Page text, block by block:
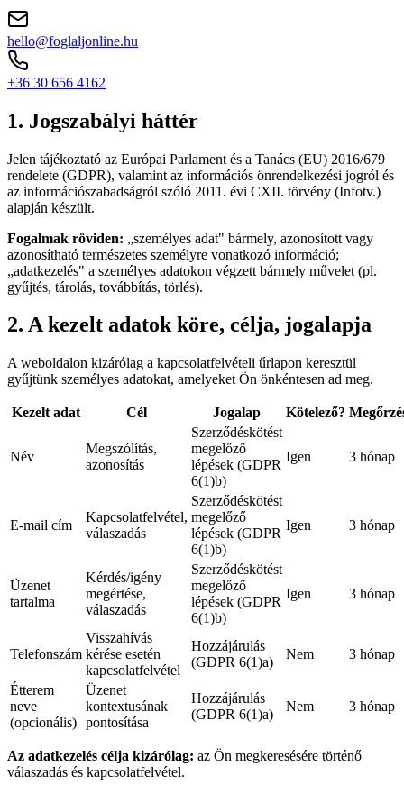
hello@foglaljonline.hu
+36 30 656 4162
1. Jogszabályi háttér
Jelen tájékoztató az Európai Parlament és a Tanács (EU) 2016/679
rendelete (GDPR), valamint az információs önrendelkezési jogról és
az információszabadságról szóló 2011. évi CXII. törvény (Infotv.)
alapján készült.
Fogalmak röviden: „személyes adat" bármely, azonosított vagy
azonosítható természetes személyre vonatkozó információ;
„adatkezelés" a személyes adatokon végzett bármely művelet (pl.
gyűjtés, tárolás, továbbítás, törlés).
2. A kezelt adatok köre, célja, jogalapja
A weboldalon kizárólag a kapcsolatfelvételi űrlapon keresztül
gyűjtünk személyes adatokat, amelyeket Ön önkéntesen ad meg.
Kezelt adat Cél Jogalap Kötelező?
Név
Megszólítás,
azonosítás
Szerződéskötést
megelőző
lépések (GDPR
6(1)b)
Igen 3 hónap
E-mail cím
Kapcsolatfelvétel,
válaszadás
Szerződéskötést
megelőző
lépések (GDPR
6(1)b)
Igen 3 hónap
Üzenet
tartalma
Kérdés/igény
megértése,
válaszadás
Szerződéskötést
megelőző
lépések (GDPR
6(1)b)
Igen 3 hónap
Telefonszám
Visszahívás
kérése esetén
kapcsolatfelvétel
Hozzájárulás
(GDPR 6(1)a)
Nem 3 hónap
Étterem
neve
(opcionális)
Üzenet
kontextusának
pontosítása
Hozzájárulás
(GDPR 6(1)a)
Nem 3 hónap
Az adatkezelés célja kizárólag: az Ön megkeresésére történő
válaszadás és kapcsolatfelvétel.